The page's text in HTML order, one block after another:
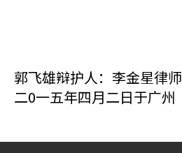
郭飞雄辩护人：李金星律师
二0一五年四月二日于广州